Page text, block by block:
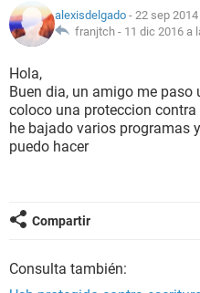
alexisdelgado - 22 sep
franjtch - 11 dic 2016 a
Hola,
Buen dia, un amigo me paso
coloco una proteccion
he bajado varios programas
puedo hacer
Compartir
Consulta también: